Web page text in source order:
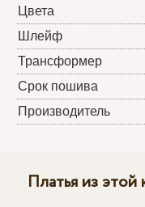
Цвета
Шлейф
Трансформер
Срок пошива
Производитель
Платья из